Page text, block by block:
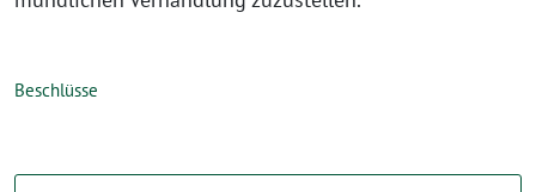
Beschlüsse